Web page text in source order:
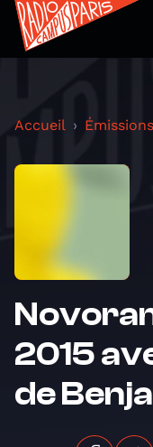
Accueil Émissions
2015
de